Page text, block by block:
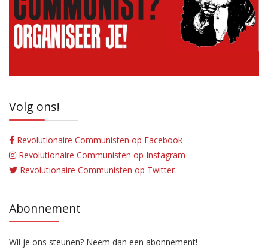
Volg ons!
Revolutionaire Communisten op Facebook
Revolutionaire Communisten op Instagram
Revolutionaire Communisten op Twitter
Abonnement
Wil je ons steunen? Neem dan een abonnement!